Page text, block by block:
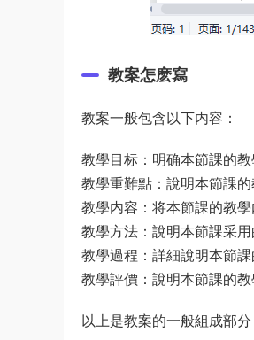
教案怎麽寫
教案一般包含以下内容：
教學目标：明确本節課的
教學重難點：說明本節課
教學内容：将本節課的教
教學方法：說明本節課采
教學過程：詳細說明本節
教學評價：說明本節課的
以上是教案的一般組成部